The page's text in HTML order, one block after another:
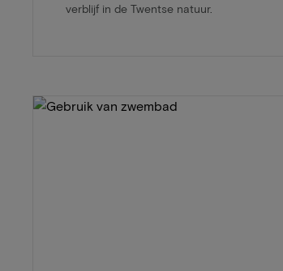
verblijf in de Twentse natuur.